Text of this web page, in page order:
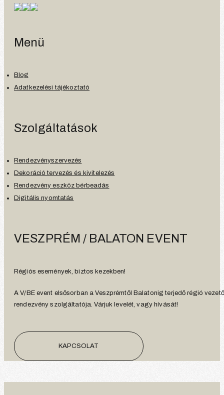
Menü
Blog
Adatkezelési tájékoztató
Szolgáltatások
Rendezvényszervezés
Dekoráció tervezés és kivitelezés
Rendezvény eszköz bérbeadás
Digitális nyomtatás
VESZPRÉM / BALATON EVENT
Régiós események, biztos kezekben!
A V/BE event elsősorban a Veszprémtől Balatonig terjedő régió vezető
rendezvény szolgáltatója. Várjuk levelét, vagy hívását!
KAPCSOLAT